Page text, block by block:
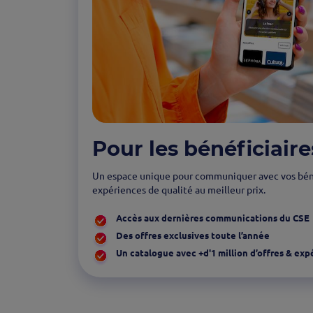
Pour les
Un espace unique pour communiquer avec vos
expériences de qualité au meilleur prix.
Accès aux dernières communications du CSE
Des offres exclusives toute l’année
Un catalogue avec +d'1 million d’offres &